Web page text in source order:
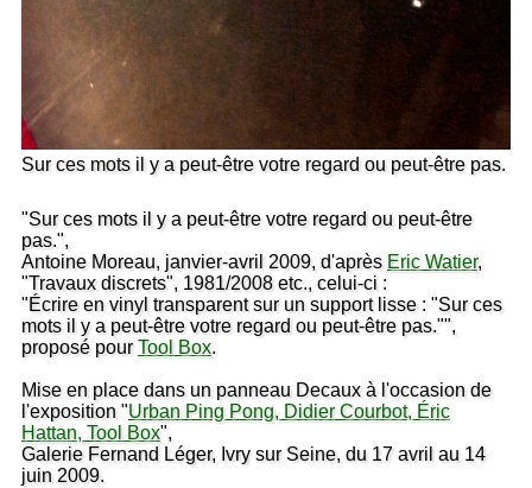
Sur ces mots il y a peut-être votre regard ou peut-être pas.
"Sur ces mots il y a peut-être votre regard ou peut-être
pas.",
Antoine Moreau, janvier-avril 2009, d'après Eric Watier,
"Travaux discrets", 1981/2008 etc., celui-ci :
"Écrire en vinyl transparent sur un support lisse : "Sur ces
mots il y a peut-être votre regard ou peut-être pas."",
proposé pour Tool Box.
Mise en place dans un panneau Decaux à l'occasion de
l'exposition "Urban Ping Pong, Didier Courbot, Éric
Hattan, Tool Box",
Galerie Fernand Léger, Ivry sur Seine, du 17 avril au 14
juin 2009.